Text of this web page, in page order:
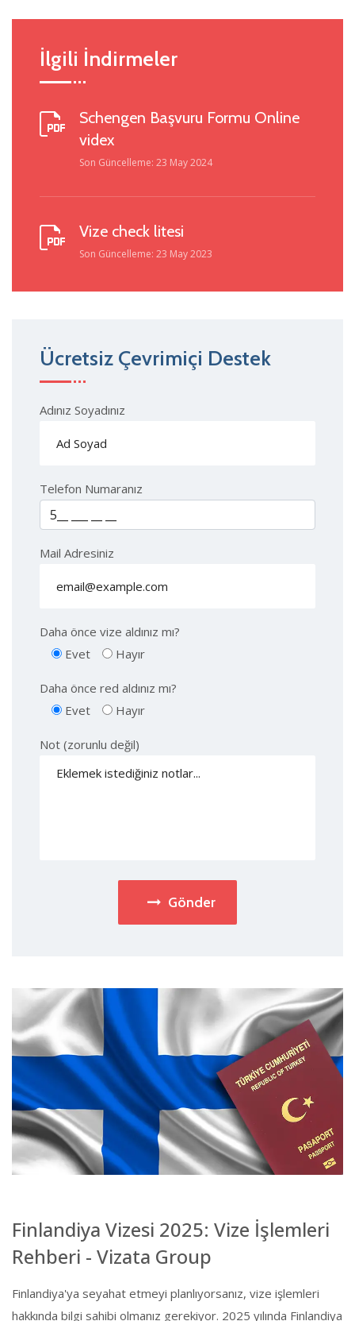
İlgili İndirmeler
Schengen Başvuru Formu Online
videx
Son Güncelleme: 23 May 2024
Vize check litesi
Son Güncelleme: 23 May 2023
Ücretsiz Çevrimiçi Destek
Adınız Soyadınız
Telefon Numaranız
Mail Adresiniz
Daha önce vize aldınız mı?
Evet
Hayır
Daha önce red aldınız mı?
Evet
Hayır
Not (zorunlu değil)
Gönder
Finlandiya Vizesi 2025: Vize İşlemleri
Rehberi - Vizata Group
Finlandiya'ya seyahat etmeyi planlıyorsanız, vize işlemleri
hakkında bilgi sahibi olmanız gerekiyor. 2025 yılında Finlandiya